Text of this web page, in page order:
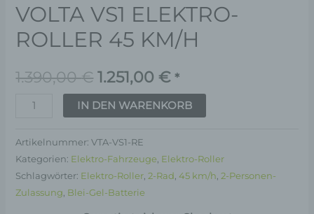
VOLTA VS1 ELEKTRO-
ROLLER 45 KM/H
1.390,00€ 1.251,00 € *
IN DEN WARENKORB
Artikelnummer:VTA-VS1-RE
Kategorien: Elektro-Fahrzeuge Elektro-Roller
Schlagwörter: Elektro-Roller ,2-Rad ,45 km/h ,2-Personen-
Zulassung Blei-Gel-Batterie